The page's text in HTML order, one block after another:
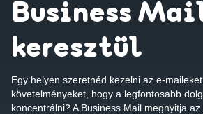
Business
keresztül
Egy helyen szeretnéd kezelni az e-
követelményeket, hogy a legfontosabb
koncentrálni? A Business Mail megnyitja